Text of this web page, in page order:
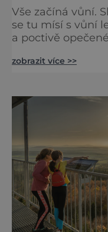
Vše začíná vůní.
se tu mísí s vůní
a poctivě
doušky – a ty
ví, že k
zobrazit více >>